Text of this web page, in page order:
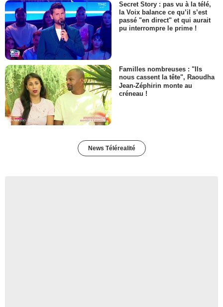
Secret Story : pas vu à la télé,
la Voix balance ce qu’il s’est
passé "en direct" et qui aurait
pu interrompre le prime !
Familles nombreuses : "Ils
nous cassent la tête", Raoudha
Jean-Zéphirin monte au
créneau !
News Télérealité